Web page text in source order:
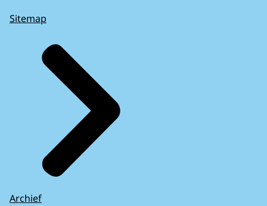
Sitemap
Archief